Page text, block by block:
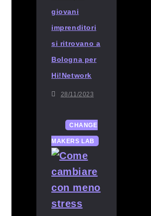
giovani
imprenditori
si ritrovano a
Bologna per
Hi!Network
28/11/2023
CHANGE
MAKERS LAB